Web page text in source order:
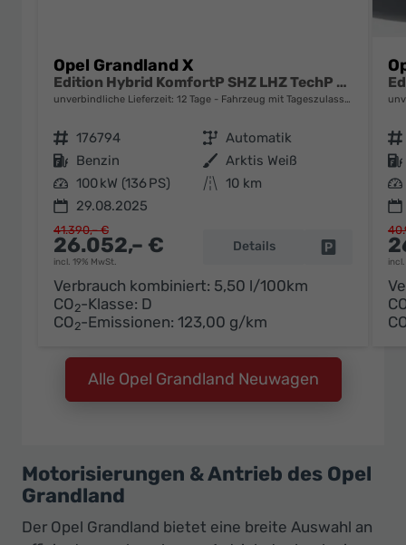
Opel Grandland X
Edition Hybrid KomfortP SHZ LHZ TechP Nav Kam
unverbindliche Lieferzeit: 12 Tage Fahrzeug mit Tageszulassung
Fahrzeugnr. 176794 Getriebe Automatik
Kraftstoff Benzin Außenfarbe Arktis Weiß
Leistung 100 kW (136 PS) Kilometerstand 10 km
29.08.2025
26.052,– €
incl. 19% MwSt.
41.390,– €
Details Fahrzeug
Verbrauch kombiniert: 5,50 l/100km
CO2-Klasse: D
CO2-Emissionen: 123,00 g/km
Fahrzeugnr.
Kraftstoff
Leistung
Alle Opel Grandland Neuwagen
Motorisierungen & Antrieb des Opel
Grandland
Der Opel Grandland bietet eine breite Auswahl an